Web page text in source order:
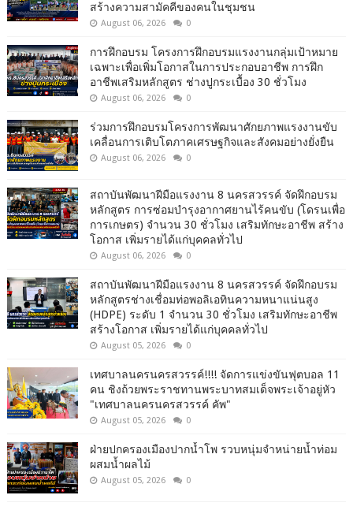
สร้างความสามัคคีของคนในชุมชน
August 06, 2026 0
การฝึกอบรม โครงการฝึกอบรมแรงงานกลุ่มเป้าหมาย
เฉพาะเพื่อเพิ่มโอกาสในการประกอบอาชีพ การฝึก
อาชีพเสริมหลักสูตร ช่างปูกระเบื้อง 30 ชั่วโมง
August 06, 2026 0
ร่วมการฝึกอบรมโครงการพัฒนาศักยภาพแรงงานขับ
เคลื่อนการเติบโตภาคเศรษฐกิจและสังคมอย่างยั่งยืน
August 06, 2026 0
สถาบันพัฒนาฝีมือแรงงาน 8 นครสวรรค์ จัดฝึกอบรม
หลักสูตร การซ่อมบำรุงอากาศยานไร้คนขับ (โดรนเพื่อ
การเกษตร) จำนวน 30 ชั่วโมง เสริมทักษะอาชีพ สร้าง
โอกาส เพิ่มรายได้แก่บุคคลทั่วไป
August 06, 2026 0
สถาบันพัฒนาฝีมือแรงงาน 8 นครสวรรค์ จัดฝึกอบรม
หลักสูตรช่างเชื่อมท่อพอลิเอทินความหนาแน่นสูง
(HDPE) ระดับ 1 จำนวน 30 ชั่วโมง เสริมทักษะอาชีพ
สร้างโอกาส เพิ่มรายได้แก่บุคคลทั่วไป
August 05, 2026 0
เทศบาลนครนครสวรรค์!!!! จัดการแข่งขันฟุตบอล 11
คน ชิงถ้วยพระราชทานพระบาทสมเด็จพระเจ้าอยู่หัว
"เทศบาลนครนครสวรรค์ คัพ"
August 05, 2026 0
ฝ่ายปกครองเมืองปากน้ำโพ รวบหนุ่มจำหน่ายน้ำท่อม
ผสมน้ำผลไม้
August 05, 2026 0